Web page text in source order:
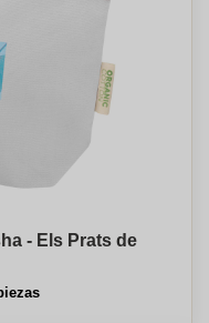
- Els Prats de